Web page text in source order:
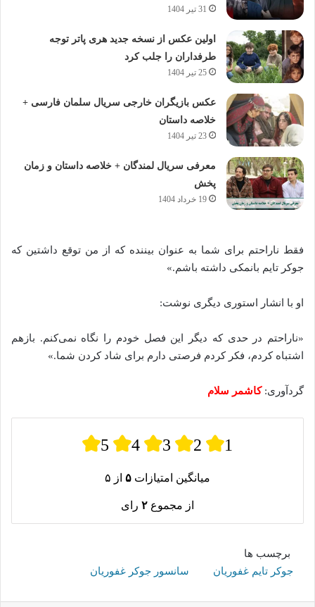
31 تیر 1404
اولین عکس از نسخه جدید هری پاتر توجه
طرفداران را جلب کرد
25 تیر 1404
عکس بازیگران خارجی سریال سلمان فارسی +
خلاصه داستان
23 تیر 1404
معرفی سریال لمندگان + خلاصه داستان و زمان
پخش
19 خرداد 1404
فقط ناراحتم برای شما به عنوان بیننده که از من توقع داشتین که
جوکر تایم بانمکی داشته باشم.»
او با انشار استوری دیگری نوشت:
«ناراحتم در حدی که دیگر این فصل خودم را نگاه نمی‌کنم. بازهم
اشتباه کردم، فکر کردم فرصتی دارم برای شاد کردن شما.»
گردآوری:کاشمر سلام
5 4 3 2 1
میانگین امتیازات ۵ از ۵
از مجموع ۲ رای
برچسب ها
جوکر تایم غفوریان
سانسور جوکر غفوریان